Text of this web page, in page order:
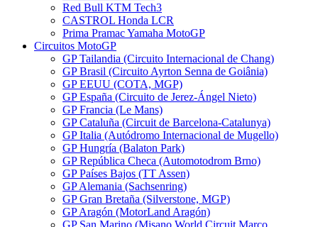
Red Bull KTM Tech3
CASTROL Honda LCR
Prima Pramac Yamaha MotoGP
Circuitos MotoGP
GP Tailandia (Circuito Internacional de Chang)
GP Brasil (Circuito Ayrton Senna de Goiânia)
GP EEUU (COTA, MGP)
GP España (Circuito de Jerez-Ángel Nieto)
GP Francia (Le Mans)
GP Cataluña (Circuit de Barcelona-Catalunya)
GP Italia (Autódromo Internacional de Mugello)
GP Hungría (Balaton Park)
GP República Checa (Automotodrom Brno)
GP Países Bajos (TT Assen)
GP Alemania (Sachsenring)
GP Gran Bretaña (Silverstone, MGP)
GP Aragón (MotorLand Aragón)
GP San Marino (Misano World Circuit Marco